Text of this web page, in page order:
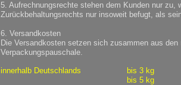
5. Aufrechnungsrechte stehen dem Kunden nur
Zurückbehaltungsrechts nur insoweit befugt, als
6. Versandkosten
Die Versandkosten setzen sich zusammen aus
Verpackungspauschale.
innerhalb Deutschlands
bis 3 kg
bis 5 kg